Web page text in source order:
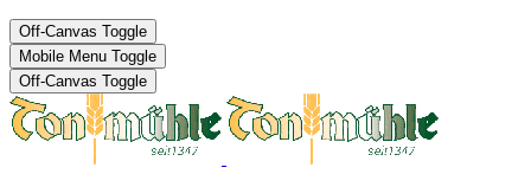
Off-Canvas Toggle
Mobile Menu Toggle
Off-Canvas Toggle